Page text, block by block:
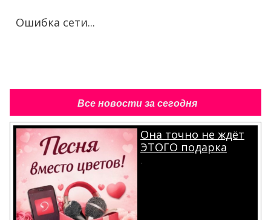
Ошибка сети...
Все новости за сегодня
Она точно не ждёт
ЭТОГО подарка
.